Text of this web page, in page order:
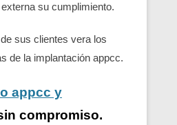
su cumplimiento.
sus clientes vera los
de la implantación appcc.
appcc y
compromiso.